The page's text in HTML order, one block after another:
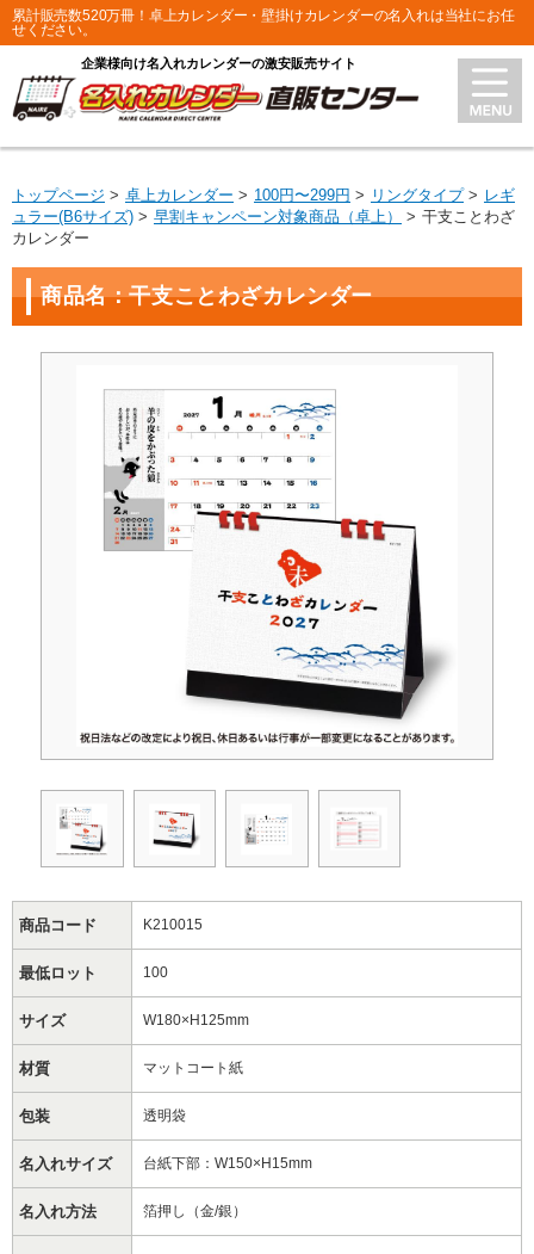
累計販売数520万冊！卓上カレンダー・壁掛けカレンダーの名入れは当社にお任
せください。
企業様向け名入れカレンダーの激安販売サイト
トップページ 卓上カレンダー 100円〜299円 リングタイプ
レギ
ュラー(B6サイズ)
早割キャンペーン対象商品（卓上）
干支ことわざ
カレンダー
商品名：干支ことわざカレンダー
商品コード K210015
最低ロット 100
サイズ W180×H125mm
材質 マットコート紙
包装 透明袋
名入れサイズ 台紙下部：W150×H15mm
名入れ方法 箔押し（金/銀）